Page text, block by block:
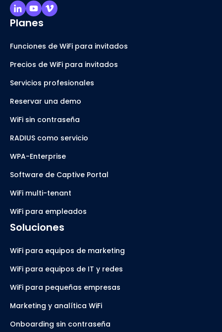
Planes
Funciones de WiFi para invitados
Precios de WiFi para invitados
Servicios profesionales
Reservar una demo
WiFi sin contraseña
RADIUS como servicio
WPA-Enterprise
Software de Captive Portal
WiFi multi-tenant
WiFi para empleados
Soluciones
WiFi para equipos de marketing
WiFi para equipos de IT y redes
WiFi para pequeñas empresas
Marketing y analítica WiFi
Onboarding sin contraseña